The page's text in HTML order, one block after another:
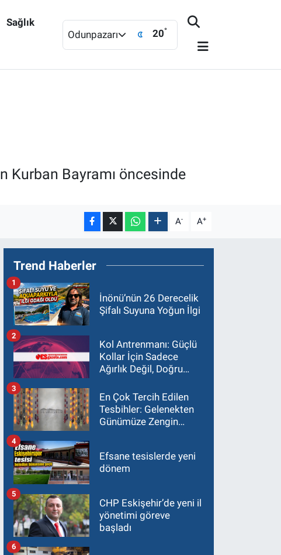
Sağlık
Odunpazarı 20°
Kurban Bayramı öncesinde
A- A+
Trend Haberler
İnönü’nün 26 Derecelik
Şifalı Suyuna Yoğun İlgi
1
Kol Antrenmanı: Güçlü
Kollar İçin Sadece
Ağırlık Değil, Doğru
2
En Çok Tercih Edilen
Tesbihler: Gelenekten
Günümüze Zengin
3
Efsane tesislerde yeni
dönem
4
CHP Eskişehir’de yeni il
yönetimi göreve
başladı
5
6